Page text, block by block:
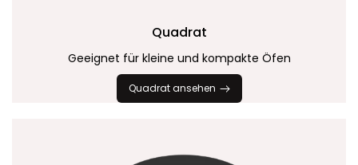
Quadrat
Geeignet für kleine und kompakte Öfen
Quadrat ansehen